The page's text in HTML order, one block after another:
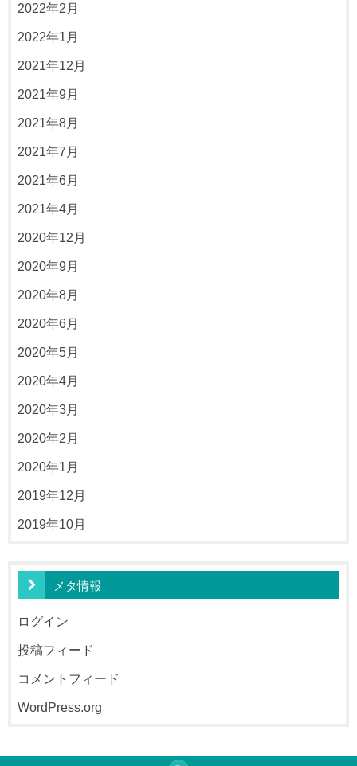
2022年2月
2022年1月
2021年12月
2021年9月
2021年8月
2021年7月
2021年6月
2021年4月
2020年12月
2020年9月
2020年8月
2020年6月
2020年5月
2020年4月
2020年3月
2020年2月
2020年1月
2019年12月
2019年10月
メタ情報
ログイン
投稿フィード
コメントフィード
WordPress.org